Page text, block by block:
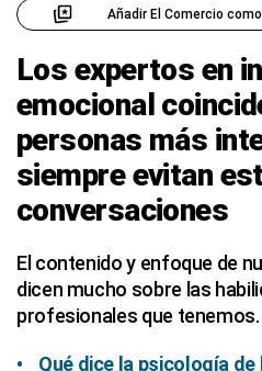
Añadir El Comercio
Los expertos en
emocional
personas más
siempre evitan
conversaciones
El contenido y enfoque de
dicen mucho sobre las
profesionales que tenemos.
Qué dice la psicología